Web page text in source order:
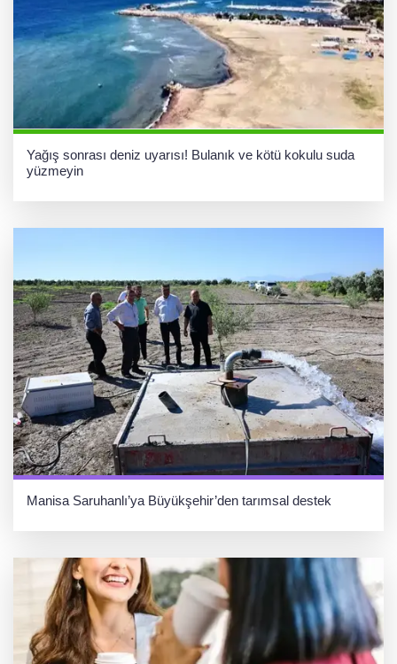
Yağış sonrası deniz uyarısı! Bulanık ve kötü kokulu suda
yüzmeyin
Manisa Saruhanlı’ya Büyükşehir’den tarımsal destek